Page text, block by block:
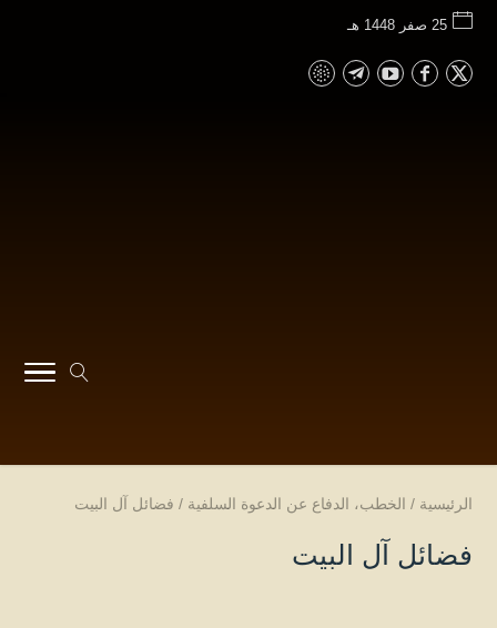
25 صفر 1448 هـ
الرئيسية / الخطب، الدفاع عن الدعوة السلفية / فضائل آل البيت
فضائل آل البيت